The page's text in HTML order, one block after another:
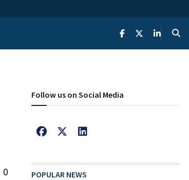
0
Follow us on Social Media
POPULAR NEWS